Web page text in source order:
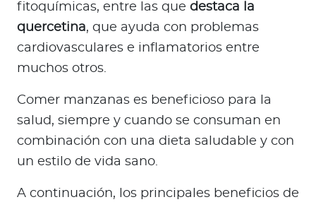
fitoquímicas, entre las que destaca la
quercetina, que ayuda con problemas
cardiovasculares e inflamatorios entre
muchos otros.
Comer manzanas es beneficioso para la
salud, siempre y cuando se consuman en
combinación con una dieta saludable y con
un estilo de vida sano.
A continuación, los principales beneficios de